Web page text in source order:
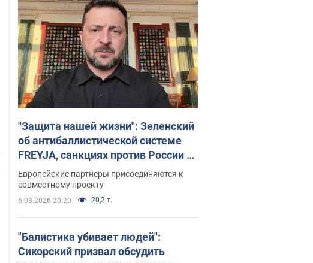
"Защита нашей жизни": Зеленский
об антибаллистической системе
FREYJA, санкциях против России и
поддержке аграриев. Видео
Европейские партнеры присоединяются к
совместному проекту
6.08.2026 20:20 20,2 т.
"Балистика убивает людей":
Сикорский призвал обсудить